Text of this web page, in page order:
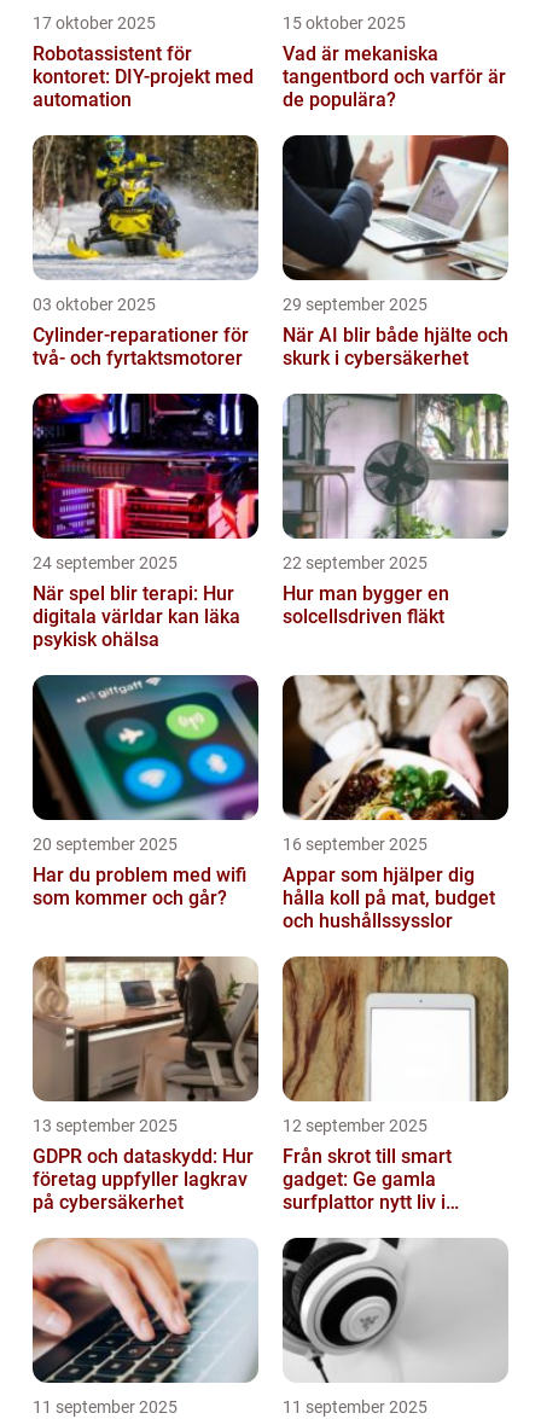
17 oktober 2025
Robotassistent för
kontoret: DIY-projekt med
automation
15 oktober 2025
Vad är mekaniska
tangentbord och varför är
de populära?
03 oktober 2025
Cylinder-reparationer för
två- och fyrtaktsmotorer
29 september 2025
När AI blir både hjälte och
skurk i cybersäkerhet
24 september 2025
När spel blir terapi: Hur
digitala världar kan läka
psykisk ohälsa
22 september 2025
Hur man bygger en
solcellsdriven fläkt
20 september 2025
Har du problem med wifi
som kommer och går?
16 september 2025
Appar som hjälper dig
hålla koll på mat, budget
och hushållssysslor
13 september 2025
GDPR och dataskydd: Hur
företag uppfyller lagkrav
på cybersäkerhet
12 september 2025
Från skrot till smart
gadget: Ge gamla
surfplattor nytt liv i
11 september 2025 11 september 2025